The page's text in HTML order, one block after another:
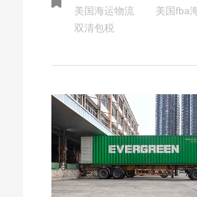
美国海运物流
美国fba
双清包税